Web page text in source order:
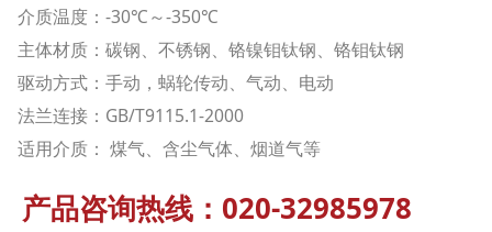
介质温度：-30℃～-350℃
主体材质：碳钢、不锈钢、铬镍钼钛钢、铬钼钛钢
驱动方式：手动，蜗轮传动、气动、电动
法兰连接：GB/T9115.1-2000
适用介质： 煤气、含尘气体、烟道气等
产品咨询热线：020-32985978